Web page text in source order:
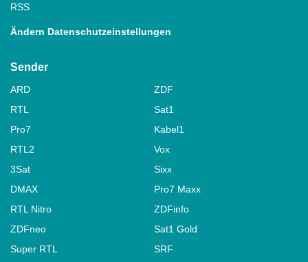
RSS
Ändern Datenschutzeinstellungen
Sender
ARD
ZDF
RTL
Sat1
Pro7
Kabel1
RTL2
Vox
3Sat
Sixx
DMAX
Pro7 Maxx
RTL Nitro
ZDFinfo
ZDFneo
Sat1 Gold
Super RTL
SRF